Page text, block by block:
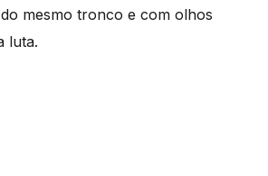
mesmo tronco e com olhos
luta.